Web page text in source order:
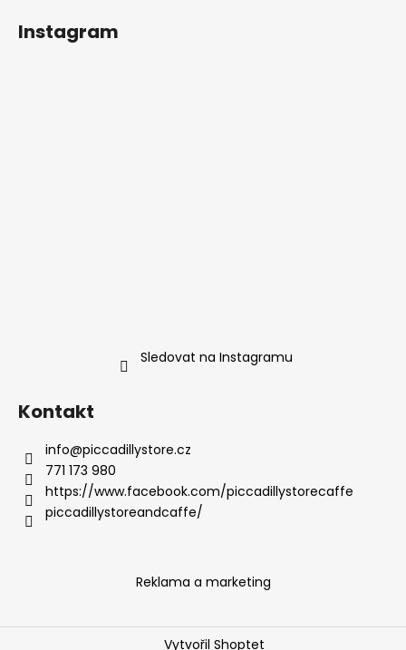
Instagram
Sledovat na Instagramu
Kontakt
info@piccadillystore.cz
771 173 980
https://www.facebook.com/piccadillystorecaffe
piccadillystoreandcaffe/
Reklama a marketing
Vytvořil Shoptet